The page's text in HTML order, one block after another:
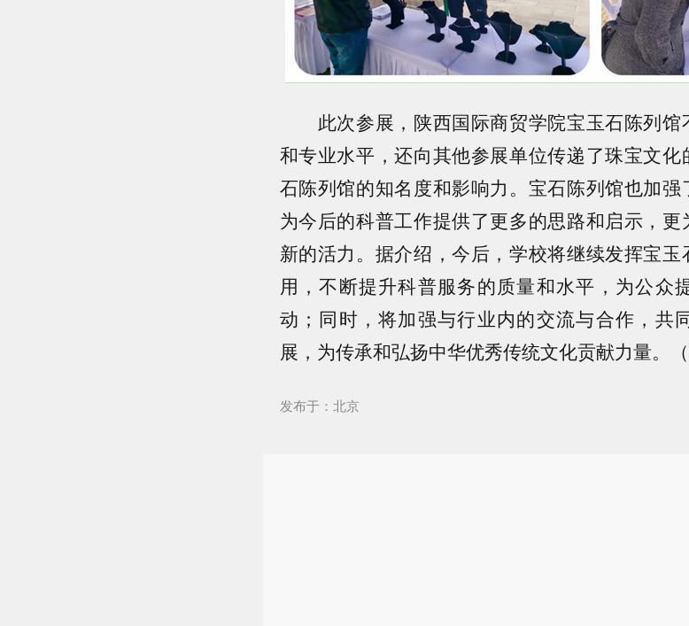
此次参展，陕西国际商贸学院宝玉石陈列馆
和专业水平，还向其他参展单位传递了珠宝文
石陈列馆的知名度和影响力。宝石陈列馆也加强
为今后的科普工作提供了更多的思路和启示，
新的活力。据介绍，今后，学校将继续发挥宝
用，不断提升科普服务的质量和水平，为公众
动；同时，将加强与行业内的交流与合作，共
展，为传承和弘扬中华优秀传统文化贡献力量。
发布于：北京